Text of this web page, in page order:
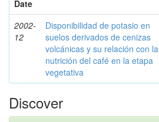
Date
2002-
12
Disponibilidad de potasio en
suelos derivados de cenizas
volcánicas y su relación con la
nutrición del café en la etapa
vegetativa
Discover